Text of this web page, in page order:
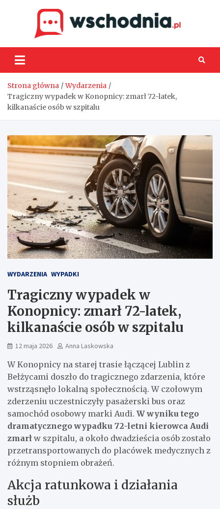
Strona główna
Wydarzenia
Tragiczny wypadek w Konopnicy: zmarł 72-latek,
kilkanaście osób w szpitalu
WYDARZENIA WYPADKI
Tragiczny wypadek w
Konopnicy: zmarł 72-latek,
kilkanaście osób w szpitalu
12 maja 2026 Anna Laskowska
W Konopnicy na starej trasie łączącej Lublin z
Bełżycami doszło do tragicznego zdarzenia, które
wstrząsnęło lokalną społecznością. W czołowym
zderzeniu uczestniczyły pasażerski bus oraz
samochód osobowy marki Audi. W wyniku tego
dramatycznego wypadku 72-letni kierowca Audi
zmarł w szpitalu, a około dwadzieścia osób zostało
przetransportowanych do placówek medycznych z
różnym stopniem obrażeń.
Akcja ratunkowa i działania
służb